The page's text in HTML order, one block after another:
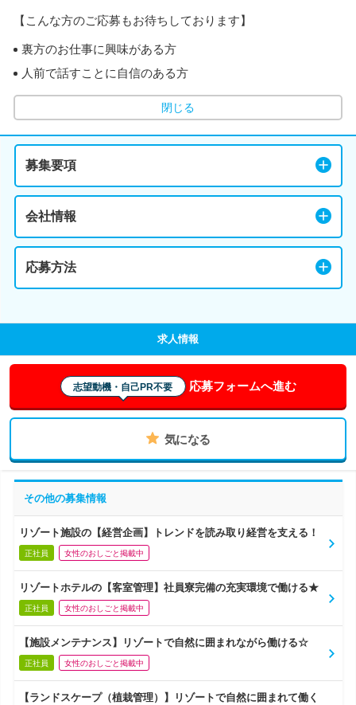
【こんな方のご応募もお待ちしております】
裏方のお仕事に興味がある方
人前で話すことに自信のある方
閉じる
募集要項
会社情報
応募方法
求人情報
志望動機・自己PR不要 応募フォームへ進む
気になる
その他の募集情報
リゾート施設の【経営企画】トレンドを読み取り経営を支える！
正社員 女性のおしごと掲載中
リゾートホテルの【客室管理】社員寮完備の充実環境で働ける★
正社員 女性のおしごと掲載中
【施設メンテナンス】リゾートで自然に囲まれながら働ける☆
正社員 女性のおしごと掲載中
【ランドスケープ（植栽管理）】リゾートで自然に囲まれて働く